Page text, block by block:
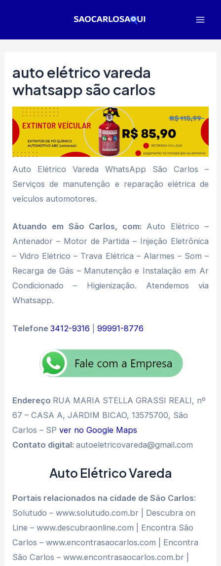
auto elétrico vareda
whatsapp são carlos
Auto Elétrico Vareda WhatsApp São Carlos –
Serviços de manutenção e reparação elétrica de
veículos automotores.
Atuando em São Carlos, com: Auto Elétrico –
Antenador – Motor de Partida – Injeção Eletrônica
– Vidro Elétrico – Trava Elétrica – Alarmes – Som –
Recarga de Gás – Manutenção e Instalação em Ar
Condicionado – Higienização. Atendemos via
Whatsapp.
Telefone3412-9316 |99991-8776
Endereço RUA MARIA STELLA GRASSI REALI, nº
67 – CASA A, JARDIM BICAO, 13575700, São
Carlos – SPver no Google Maps
Contato digital:autoeletricovareda@gmail.com
Auto Elétrico Vareda
Portais relacionados na cidade de São Carlos:
Solutudo – www.solutudo.com.br | Descubra on
Line – www.descubraonline.com | Encontra São
Carlos – www.encontrasaocarlos.com | Encontra
São Carlos – www.encontrasaocarlos.com.br |